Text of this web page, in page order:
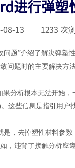
进行弹
08-13 1233 次
问题”介绍了解决弹
问题时的主要解决方
果分析根本无法开始
这些信息是指引用户
，去掉塑性材料参
，违背了接触分析应